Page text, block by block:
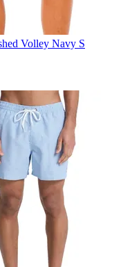
Volley Navy S